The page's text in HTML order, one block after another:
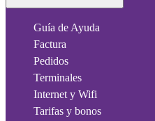
Guía de Ayuda
Factura
Pedidos
Terminales
Internet y Wifi
Tarifas y bonos